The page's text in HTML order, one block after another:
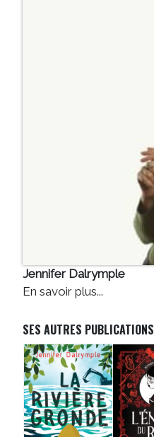
Jennifer Dalrymple
En savoir plus...
SES AUTRES PUBLICATIONS